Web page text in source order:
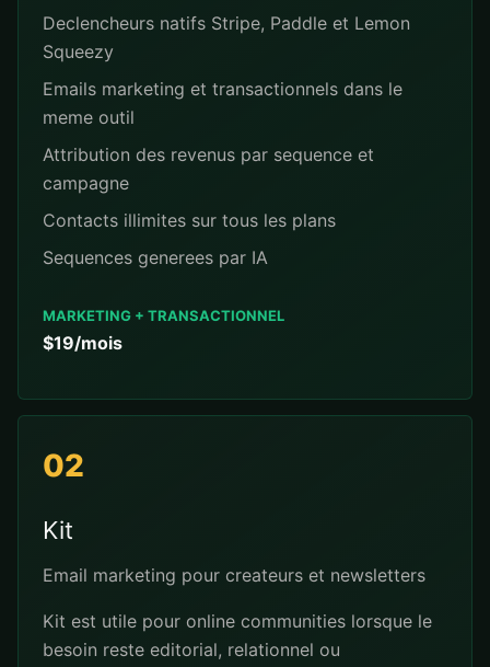
Declencheurs natifs Stripe, Paddle et Lemon
Squeezy
Emails marketing et transactionnels dans le
meme outil
Attribution des revenus par sequence et
campagne
Contacts illimites sur tous les plans
Sequences generees par IA
MARKETING + TRANSACTIONNEL
$19/mois
02
Kit
Email marketing pour createurs et newsletters
Kit est utile pour online communities lorsque le
besoin reste editorial, relationnel ou